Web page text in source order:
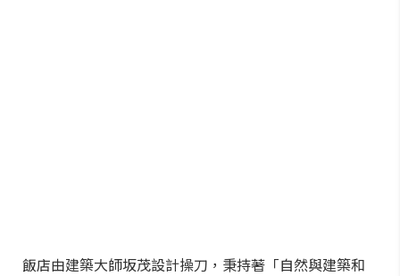
飯店由建築大師坂茂設計操刀，秉持著「自然與建築和